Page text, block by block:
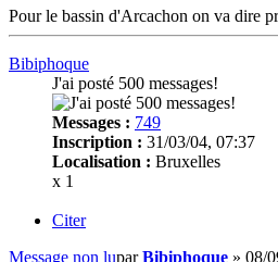
Pour le bassin d'Arcachon on va dire
Bibiphoque
J'ai posté 500 messages!
Messages : 749
Inscription : 31/03/04, 07:37
Localisation : Bruxelles
x 1
Citer
Message non luparBibiphoque » 08/